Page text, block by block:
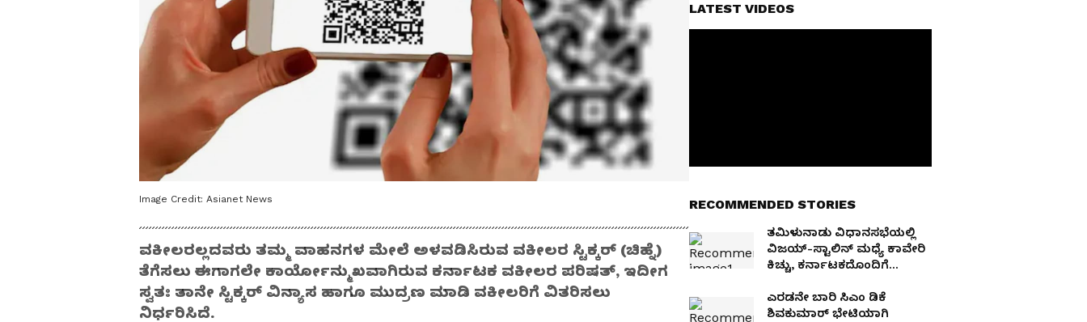
Image Credit: Asianet News
ವಕೀಲರಲ್ಲದವರು ತಮ್ಮ ವಾಹನಗಳ ಮೇಲೆ ಅಳವಡಿಸಿರುವ ವಕೀಲರ ಸ್ಟಿಕ್ಕರ್‌ (ಚಿಹ್ನೆ)
ತೆಗೆಸಲು ಈಗಾಗಲೇ ಕಾರ್ಯೋನ್ಮುಖವಾಗಿರುವ ಕರ್ನಾಟಕ ವಕೀಲರ ಪರಿಷತ್‌, ಇದೀಗ
ಸ್ವತಃ ತಾನೇ ಸ್ಟಿಕ್ಕರ್‌ ವಿನ್ಯಾಸ ಹಾಗೂ ಮುದ್ರಣ ಮಾಡಿ ವಕೀಲರಿಗೆ ವಿತರಿಸಲು
ನಿರ್ಧರಿಸಿದೆ.
LATEST VIDEOS
RECOMMENDED STORIES
ತಮಿಳುನಾಡು ವಿಧಾನಸಭೆಯಲ್ಲಿ
ವಿಜಯ್-ಸ್ಟಾಲಿನ್ ಮಧ್ಯೆ ಕಾವೇರಿ
ಕಿಚ್ಚು, ಕರ್ನಾಟಕದೊಂದಿಗೆ
ಎರಡನೇ ಬಾರಿ ಸಿಎಂ ಡಿಕೆ
ಶಿವಕುಮಾರ್ ಭೇಟಿಯಾಗಿ